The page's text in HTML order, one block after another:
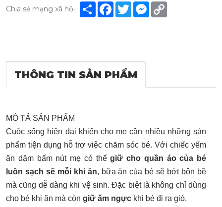
Chia sẻ mạng xã hội Share Facebook
TwitterMessenger
THÔNG TIN SẢN PHẨM
MÔ TẢ SẢN PHẨM
Cuộc sống hiện đại khiến cho mẹ cần nhiều những sản
phẩm tiện dụng hỗ trợ việc chăm sóc bé. Với chiếc yếm
ăn dặm bấm nút mẹ có thểgiữ cho quần áo của bé
luôn sạch sẽ mỗi khi ăn, bữa ăn của bé sẽ bớt bộn bề
mà cũng dễ dàng khi vệ sinh. Đặc biệt là không chỉ dùng
cho bé khi ăn mà còn giữ ấm ngực khi bé đi ra gió.